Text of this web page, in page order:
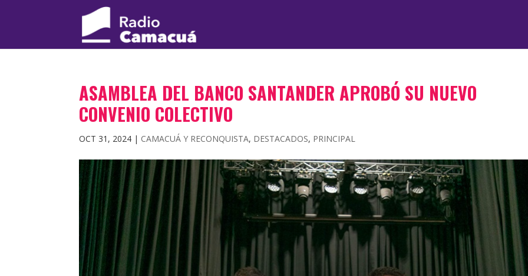
ASAMBLEA DEL BANCO SANTANDER APROBÓ SU NUEVO
CONVENIO COLECTIVO
OCT 31, 2024 | CAMACUÁ Y RECONQUISTA, DESTACADOS, PRINCIPAL